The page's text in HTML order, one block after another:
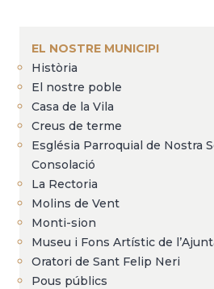
EL NOSTRE MUNICIPI
Història
El nostre poble
Casa de la Vila
Creus de terme
Església Parroquial de Nostra
Consolació
La Rectoria
Molins de Vent
Monti-sion
Museu i Fons Artístic de
Oratori de Sant Felip Neri
Pous públics